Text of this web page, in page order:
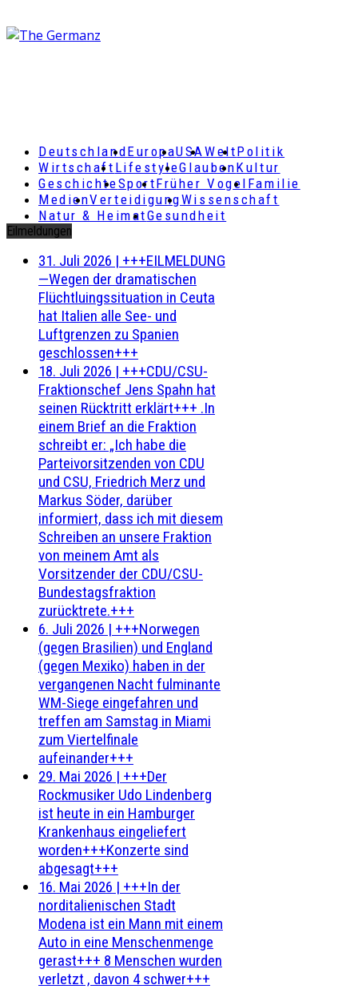
DeutschlandEuropaUSAWeltPolitik
Wirtschaft LifestyleGlaubenKultur
GeschichteSportFrüher Vogel Familie
MedienVerteidigungWissenschaft
Natur & HeimatGesundheit
Eilmeldungen
31. Juli 2026 | +++EILMELDUNG
—Wegen der dramatischen
Flüchtluingssituation in Ceuta
hat Italien alle See- und
Luftgrenzen zu Spanien
geschlossen+++
18. Juli 2026 | +++CDU/CSU-
Fraktionschef Jens Spahn hat
seinen Rücktritt erklärt+++ .In
einem Brief an die Fraktion
schreibt er: „Ich habe die
Parteivorsitzenden von CDU
und CSU, Friedrich Merz und
Markus Söder, darüber
informiert, dass ich mit diesem
Schreiben an unsere Fraktion
von meinem Amt als
Vorsitzender der CDU/CSU-
Bundestagsfraktion
zurücktrete.+++
6. Juli 2026 | +++Norwegen
(gegen Brasilien) und England
(gegen Mexiko) haben in der
vergangenen Nacht fulminante
WM-Siege eingefahren und
treffen am Samstag in Miami
zum Viertelfinale
aufeinander+++
29. Mai 2026 | +++Der
Rockmusiker Udo Lindenberg
ist heute in ein Hamburger
Krankenhaus eingeliefert
worden+++Konzerte sind
abgesagt+++
16. Mai 2026 | +++In der
norditalienischen Stadt
Modena ist ein Mann mit einem
Auto in eine Menschenmenge
gerast+++ 8 Menschen wurden
verletzt , davon 4 schwer+++